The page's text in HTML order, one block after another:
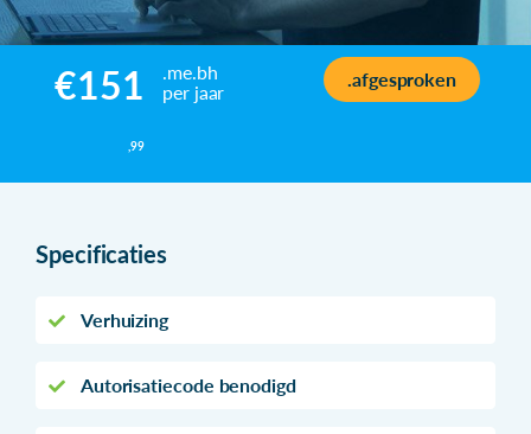
€151
,99
.me.bh
per jaar
.afgesproken
Specificaties
Verhuizing
Autorisatiecode benodigd